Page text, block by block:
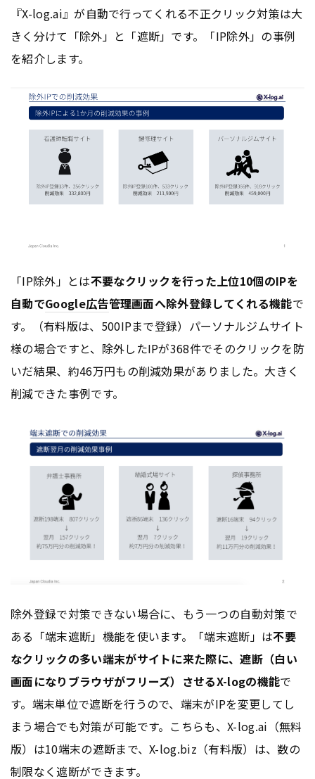
『X-log.ai』が自動で行ってくれる不正クリック対策は大
きく分けて「除外」と「遮断」です。「IP除外」の事例
を紹介します。
「IP除外」とは不要なクリックを行った上位10個のIPを
自動でGoogle広告管理画面へ除外登録してくれる機能で
す。（有料版は、500IPまで登録）パーソナルジムサイト
様の場合ですと、除外したIPが368件でそのクリックを防
いだ結果、約46万円もの削減効果がありました。大きく
削減できた事例です。
除外登録で対策できない場合に、もう一つの自動対策で
ある「端末遮断」機能を使います。「端末遮断」は不要
なクリックの多い端末がサイトに来た際に、遮断（白い
画面になりブラウザがフリーズ）させるX-logの機能で
す。端末単位で遮断を行うので、端末がIPを変更してし
まう場合でも対策が可能です。こちらも、X-log.ai（無料
版）は10端末の遮断まで、X-log.biz（有料版）は、数の
制限なく遮断ができます。